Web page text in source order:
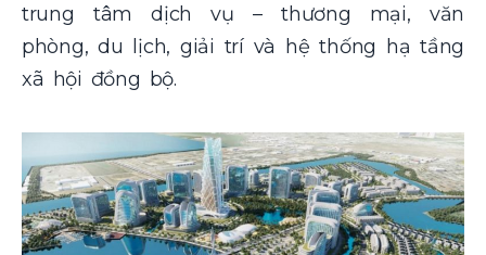
trung tâm dịch vụ – thương mại, văn
phòng, du lịch, giải trí và hệ thống hạ tầng
xã hội đồng bộ.